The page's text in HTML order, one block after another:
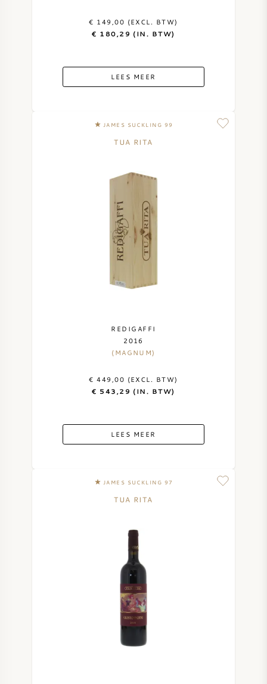
€ 149,00 (EXCL. BTW)
€ 180,29 (IN. BTW)
LEES MEER
JAMES SUCKLING 99
TUA RITA
REDIGAFFI
2016
(MAGNUM)
€ 449,00 (EXCL. BTW)
€ 543,29 (IN. BTW)
LEES MEER
JAMES SUCKLING 97
TUA RITA